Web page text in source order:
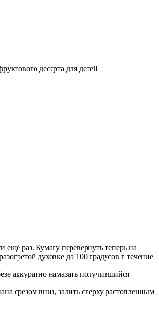
десерта для детей
раз. Бумагу перевернуть теперь на
духовке до 100 градусов в течение
аккуратно намазать получившийся
срезом вниз, залить сверху растопленным